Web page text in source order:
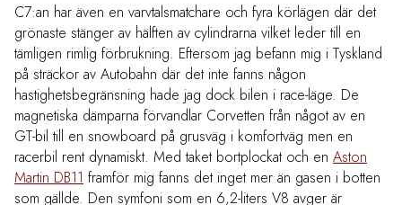
C7:an har även en varvtalsmatchare och fyra körlägen där det
grönaste stänger av hälften av cylindrarna vilket leder till en
tämligen rimlig förbrukning. Eftersom jag befann mig i Tyskland
på sträckor av Autobahn där det inte fanns någon
hastighetsbegränsning hade jag dock bilen i race-läge. De
magnetiska dämparna förvandlar Corvetten från något av en
GT-bil till en snowboard på grusväg i komfortväg men en
racerbil rent dynamiskt. Med taket bortplockat och en Aston
Martin DB11 framför mig fanns det inget mer än gasen i botten
som gällde. Den symfoni som en 6,2-liters V8 avger är